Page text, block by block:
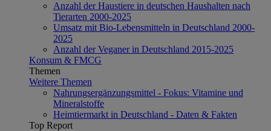
Anzahl der Haustiere in deutschen Haushalten nach
Tierarten 2000-2025
Umsatz mit Bio-Lebensmitteln in Deutschland 2000-
2025
Anzahl der Veganer in Deutschland 2015-2025
Konsum & FMCG
Themen
Weitere Themen
Nahrungsergänzungsmittel - Fokus: Vitamine und
Mineralstoffe
Heimtiermarkt in Deutschland - Daten & Fakten
Top Report